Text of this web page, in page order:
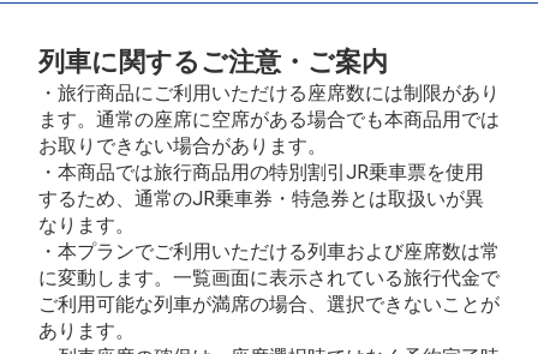
列車に関するご注意・ご案内
・旅行商品にご利用いただける座席数には制限があり
ます。通常の座席に空席がある場合でも本商品用では
お取りできない場合があります。
・本商品では旅行商品用の特別割引JR乗車票を使用
するため、通常のJR乗車券・特急券とは取扱いが異
なります。
・本プランでご利用いただける列車および座席数は常
に変動します。一覧画面に表示されている旅行代金で
ご利用可能な列車が満席の場合、選択できないことが
あります。